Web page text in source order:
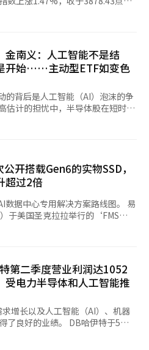
将不断增强差异化竞争力，同时
的共生经营。” 此外，SK
元。第二季度的业绩将于14日公
系统翻译与编辑。
然而，这一排名是2024年发布的
，哈萨克斯坦与韩国、丹麦和爱
头承诺。去年9月，政府新设立了
能从部门下属工作中独立出来，设
克斯坦成为中亚地区首个拥有全
律规定了开发者、所有者和用户的
能平台优先分配计算资源的权
个英伟达H200图形处理单元。
位列第86位，是中亚地区最大的
语和俄语的自有大型语言模型。
。今年6月，哈萨克斯坦与英伟
100亿美元的合同，计划在埃基
标是建立一个拥有10万个图形处理
学教师、高校教授和阿斯塔纳哈
了1995年的宪法。总统解释称，
法中得到了明确。哈萨克斯坦将
会库里尔泰选举。 开幕式
和模型开发公司01.AI的负
员会主席埃琳娜·马里诺娃、
·隆塔杰、Freedom Holding的首
发言。哈萨克斯坦竞争编程联盟
点；创业板指数上涨
入科技股。美国市场对AI的乐观
据中心、光模块等相关股票出现反
资仍处于初期阶段，企业业绩支撑
缘政治紧张局势的缓解导致布伦特
以基本面为中心的逻辑，预计科技
技股和成长股为主的，在7月份
进口中国光模块的消息，成为了
大幅下跌，但随后由于对美国是
幅有所缩小。香港上市的中际旭创
信则上涨2%。 MLCC（多
博杰股份、博迁新材等公司股价涨
示：“受益于AI服务器和纯电动车
续快速增长，企业的交货期也在
常紧缺，虽然MLCC企业正在小
元，较前一交易日下调0.0028元，
工智能（AI）系统翻译与编辑。
金南义：人工智能不是结
开始……主动型ETF如变色
的背后是人工智能（AI）泡沫的争
估计的担忧中，半导体股在短时间
“AI热潮结束了吗？” 对此，
的回答正好相反，结束不是，而
别是对于主动型ETF，他将其定义
性大的时期，专家们可以根据市
则可以专注于自己的日常生活，因
“主动型ETF就像变色龙，根据市
道：“市场的关注点不断移动，
出：“记忆半
刻，光通信或数据中心相关企业
：“普通投资者很难跟上所有这
资者则可以从长期的角度管理资
开搭载Gen6的实物SSD，
超过2倍
据中心专用解决方案路线图。 易
于美国圣克拉拉举行的‘FMS
数据中心市场中NAND控制器的
优化AI推理的解码引擎的下一
场首次公开了
，并进行了性能演示。与现有的
2倍，提供了数据中心总拥有成
今年下半年开始向主要客户供应产
大规模生态系统中的领导地
系统翻译与编辑。
第二季度营业利润达1052
受电力半导体和人工智能推
增长以及人工智能（AI）、机器
绩。 DB哈伊特于5日
4145亿韩元，营业利润为1052亿